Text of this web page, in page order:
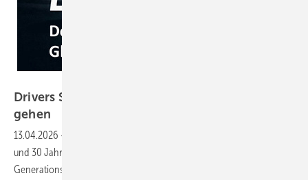
Drivers Seat 41: Wenn alte Hasen in Rente
gehen
13.04.2026 -
und 30 Jahre Erfahrung mit ihm. Oder doch nicht? Wir zeigen, wie der
Generationswechsel im Vertrieb gelingt. Plus: Welche Rolle digitale